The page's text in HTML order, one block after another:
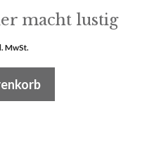
macht lustig
MwSt.